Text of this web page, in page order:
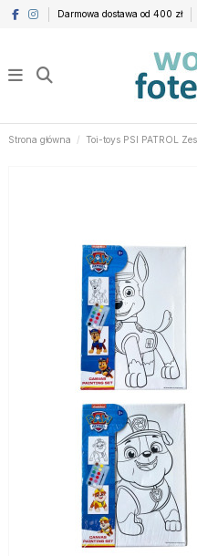
Darmowa dostawa od 400 zł
Strona główna Toi-toys PSI PATROL